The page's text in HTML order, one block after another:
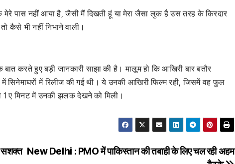
नहीं आया है, जैसी मैं दिखती हूं या मेरा जैसा लुक है उस तरह के किरदार
कैसे भी नहीं निभाने वाली।
करते हुए बड़ी जानकारी साझा की है। मालूम हो कि आखिरी बार बतौर
सिनेमाघरों में रिलीज की गई थी। ये उनकी आखिरी फिल्म रही, जिसमें वह फुल
ए मिनट में उनकी झलक देखने को मिली।
New Delhi : PMO में पाकिस्तान की तबाही के लिए चल रही अहम
सशक्त